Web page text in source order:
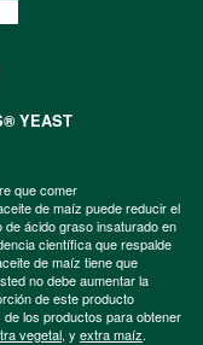
YEAST
que comer
de maíz puede reducir el
ácido graso insaturado en
científica que respalde
de maíz tiene que
no debe aumentar la
de este producto
los productos para obtener
vegetal, y extra maíz.